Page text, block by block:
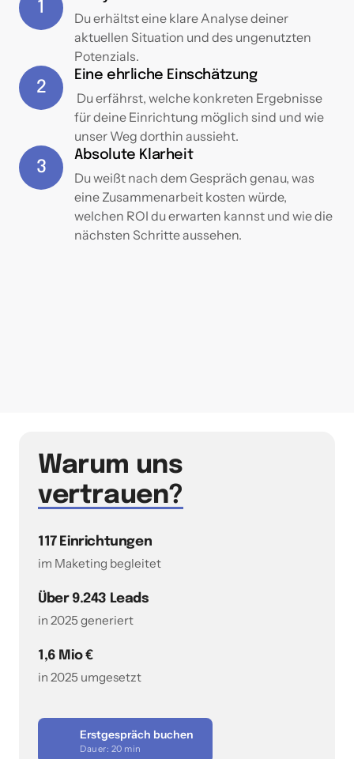
1
Du erhältst eine klare Analyse deiner
aktuellen Situation und des ungenutzten
Potenzials.
2
Eine ehrliche Einschätzung
für deine Einrichtung möglich sind und wie
unser Weg dorthin aussieht.
3
Absolute Klarheit
Du weißt nach dem Gespräch genau, was
eine Zusammenarbeit kosten würde,
welchen ROI du erwarten kannst und wie die
nächsten Schritte aussehen.
vertrauen?
117 Einrichtungen
im Maketing begleitet
Über 9.243 Leads
in 2025 generiert
1,6 Mio €
in 2025 umgesetzt
Erstgespräch buchen
Dauer: 20 min